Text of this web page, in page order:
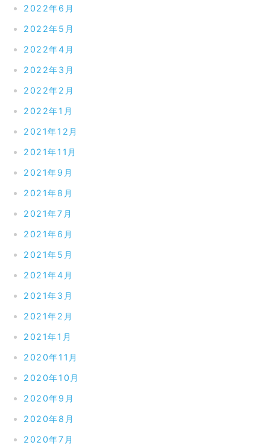
2022年6月
2022年5月
2022年4月
2022年3月
2022年2月
2022年1月
2021年12月
2021年11月
2021年9月
2021年8月
2021年7月
2021年6月
2021年5月
2021年4月
2021年3月
2021年2月
2021年1月
2020年11月
2020年10月
2020年9月
2020年8月
2020年7月